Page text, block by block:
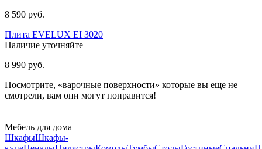
8 590 руб.
Плита EVELUX EI 3020
Наличие уточняйте
8 990 руб.
Посмотрите, «варочные поверхности» которые вы еще не
смотрели, вам они могут понравится!
Мебель для дома
ШкафыШкафы-